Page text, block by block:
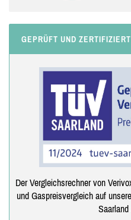
GEPRÜFT UND ZERTIFIZIERT
Der Vergleichsrechner von
und Gaspreisvergleich auf